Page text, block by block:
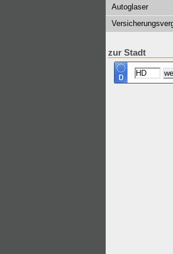
Autoglaser
zur Stadt